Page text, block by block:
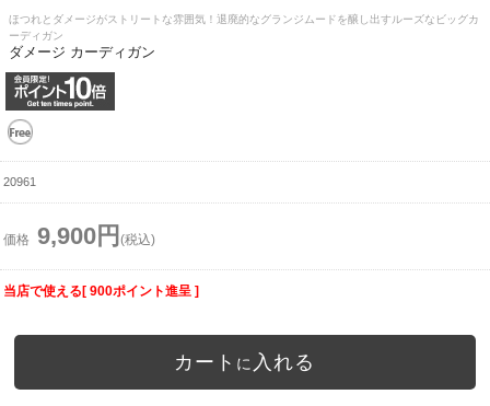
ほつれとダメージがストリートな雰囲気！退廃的なグランジムードを醸し出すルーズなビッグカ
ーディガン
ダメージ カーディガン
20961
価格 9,900円 (税込)
当店で使える[ 900ポイント進呈 ]
カート に 入れる